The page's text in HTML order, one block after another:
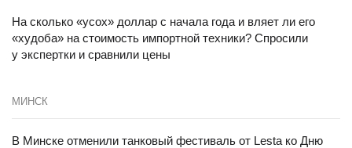
МИНСК
В Минске отменили танковый фестиваль от Lesta ко Дню
На сколько «усох» доллар с начала года и вляет ли его
«худоба» на стоимость импортной техники? Спросили
у экспертки и сравнили цены